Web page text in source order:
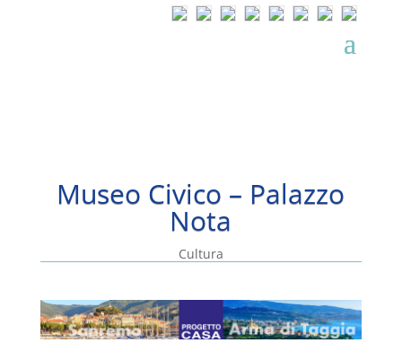
Museo Civico – Palazzo
Nota
Cultura